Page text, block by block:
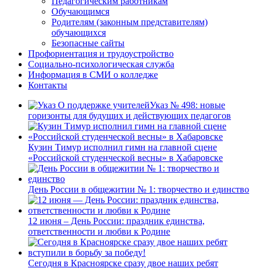
Обучающимся
Родителям (законным представителям)
обучающихся
Безопасные сайты
Профориентация и трудоустройство
Социально-психологическая служба
Информация в СМИ о колледже
Контакты
Указ № 498: новые
горизонты для будущих и действующих педагогов
Кузин Тимур исполнил гимн на главной сцене
«Российской студенческой весны» в Хабаровске
День России в общежитии № 1: творчество и единство
12 июня – День России: праздник единства,
ответственности и любви к Родине
Сегодня в Красноярске сразу двое наших ребят